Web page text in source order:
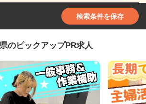
検索条件を保存
のピックアップPR求人